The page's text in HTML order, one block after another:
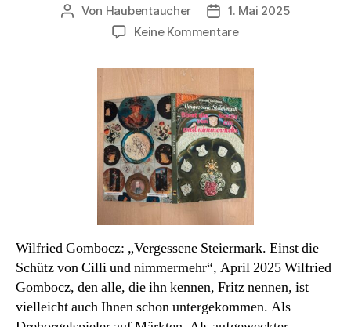
Beitragsautor
Von Haubentaucher Veröffentlichungsdatum
1. Mai 2025
Keine Kommentarezu
des
Wilfried Gombocz: „Vergessene Steiermark. Einst die
Schütz von Cilli und nimmermehr“, April 2025 Wilfried
Gombocz, den alle, die ihn kennen, Fritz nennen, ist
vielleicht auch Ihnen schon untergekommen. Als